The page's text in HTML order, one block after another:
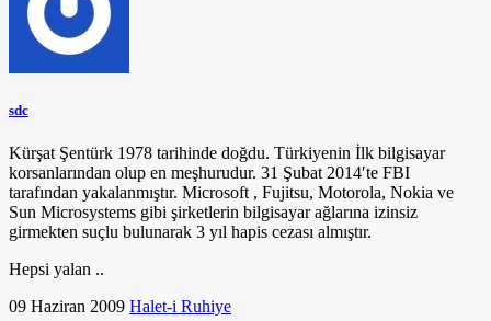
sdc
Kürşat Şentürk 1978 tarihinde doğdu. Türkiyenin İlk bilgisayar
korsanlarından olup en meşhurudur. 31 Şubat 2014′te FBI
tarafından yakalanmıştır. Microsoft , Fujitsu, Motorola, Nokia ve
Sun Microsystems gibi şirketlerin bilgisayar ağlarına izinsiz
girmekten suçlu bulunarak 3 yıl hapis cezası almıştır.
Hepsi yalan ..
09 Haziran 2009 Halet-i Ruhiye